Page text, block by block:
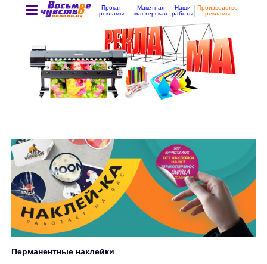
Прокат
рекламы
Макетная
мастерская
Наши
работы
Производство
рекламы
Перманентные наклейки